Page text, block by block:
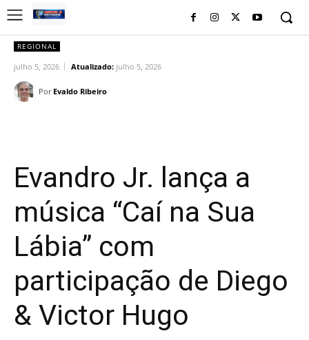
REGIONAL
julho 5, 2026 Atualizado: julho 5, 2026
Por Evaldo Ribeiro
Evandro Jr. lança a
música “Caí na Sua
Lábia” com
participação de Diego
& Victor Hugo